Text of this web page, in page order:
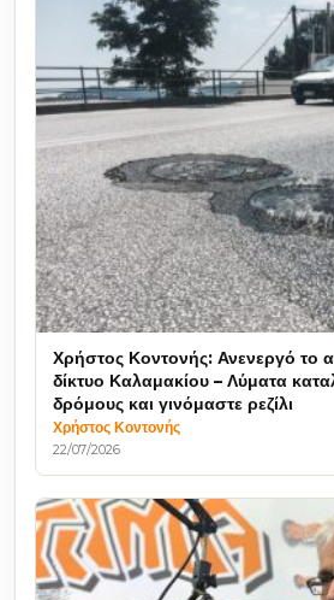
Χρήστος Κοντονής: Ανενεργό το
δίκτυο Καλαμακίου – Λύματα
δρόμους και γινόμαστε ρεζίλι
Χρήστος Κοντονής
22/07/2026